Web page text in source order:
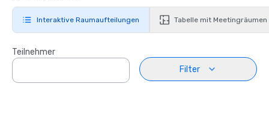
Interaktive Raumaufteilungen Tabelle mit Meetingräumen
Teilnehmer
Filter